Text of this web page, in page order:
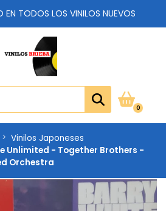
EN TODOS LOS VINILOS NUEVOS
0
Vinilos Japoneses
Unlimited - Together Brothers -
Orchestra